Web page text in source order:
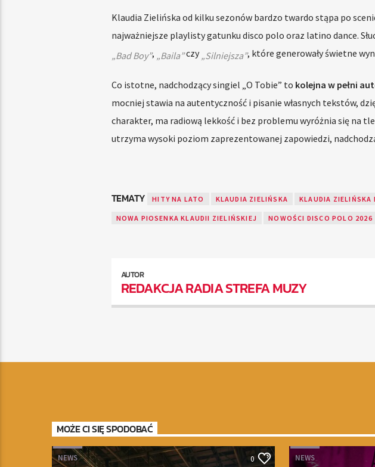
Klaudia Zielińska od kilku sezonów bardzo twardo stąpa po
najważniejsze playlisty gatunku disco polo oraz latino dance.
„Bad Boy”, „Baila”czy„Silniejsza”, które generowały świetne
Co istotne, nadchodzący singiel „O Tobie” to kolejna w pełni
mocniej stawia na autentyczność i pisanie własnych tekstów,
charakter, ma radiową lekkość i bez problemu wyróżnia się na
utrzyma wysoki poziom zaprezentowanej zapowiedzi,
TEMATY HITY NA LATO KLAUDIA ZIELIŃSKA KLAUDIA ZIELIŃSKA
NOWA PIOSENKA KLAUDII ZIELIŃSKIEJ NOWOŚCI DISCO POLO 2026
AUTOR
REDAKCJA RADIA STREFA MUZY
MOŻE CI SIĘ SPODOBAĆ
NEWS 0 NEWS